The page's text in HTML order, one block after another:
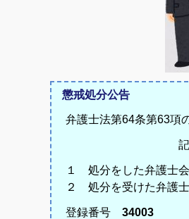
懲戒処分公告
弁護士法第64条第63項
記
１ 処分をした弁護
２ 処分を受けた弁護
登録番号34003